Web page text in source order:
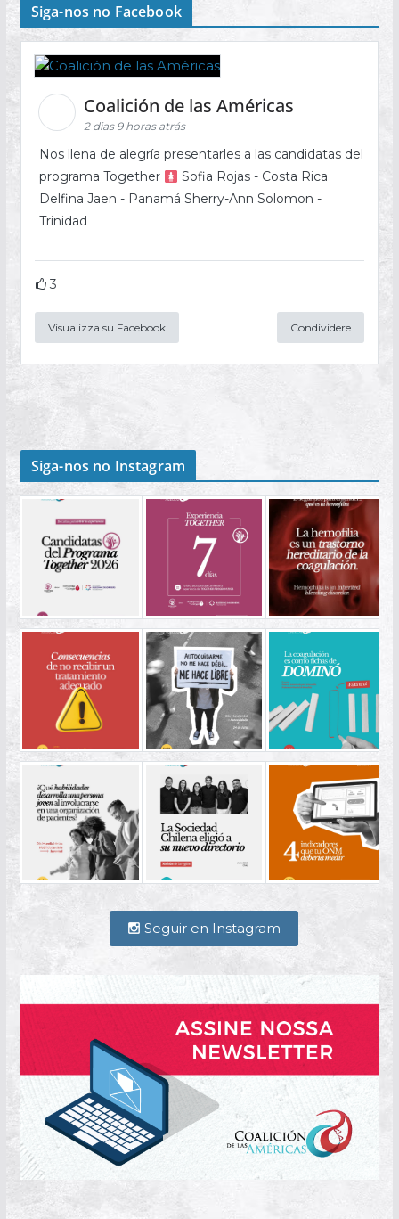
Siga-nos no Facebook
Coalición de las Américas
2 dias 9 horas atrás
Nos llena de alegría presentarles a las candidatas del
programa Together
Sofia Rojas - Costa Rica
Delfina Jaen - Panamá Sherry-Ann Solomon -
Trinidad
3
Visualizza su Facebook Condividere
Siga-nos no Instagram
Seguir en Instagram